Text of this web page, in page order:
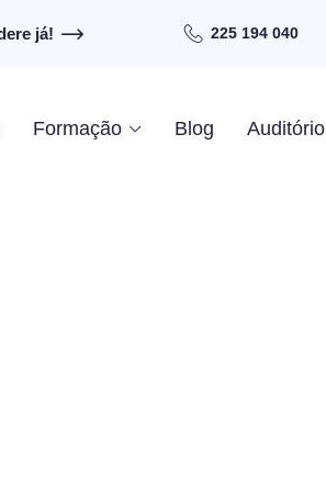
já! 225 194 040
Formação Blog Auditório